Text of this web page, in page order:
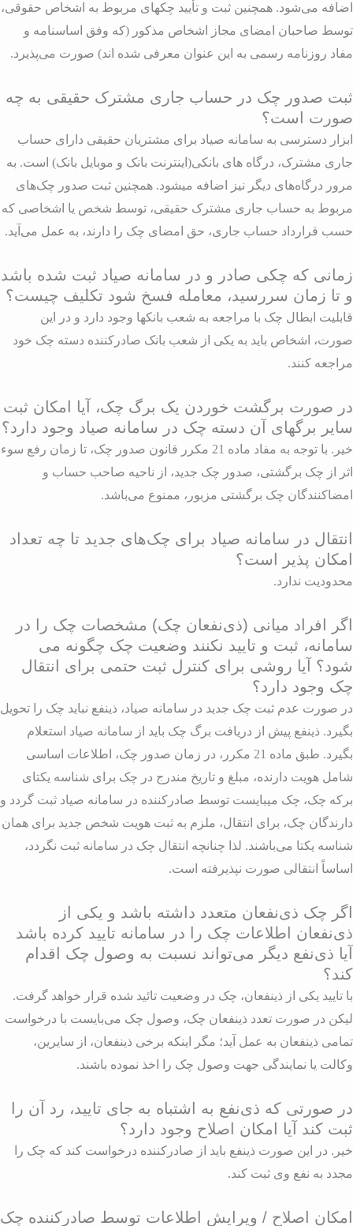
می‌شود. همچنین ثبت و تأیید چکهای مربوط به اشخاص حقوقی،
صاحبان امضای مجاز اشخاص مذکور (که وفق اساسنامه و
روزنامه رسمی به این عنوان معرفی شده اند) صورت می‌پذیرد.
صدور چک در حساب جاری مشترک حقیقی به چه
است؟
دسترسی به سامانه صیاد برای مشتریان حقیقی دارای حساب
مشترک، درگاه های بانکی(اینترنت بانک و موبایل بانک) است. به
درگاه‌های دیگر نیز اضافه میشود. همچنین ثبت صدور چک‌های
به حساب جاری مشترک حقیقی، توسط شخص یا اشخاصی که
قرارداد حساب جاری، حق امضای چک را دارند، به عمل می‌آید.
که چکی صادر و در سامانه صیاد ثبت شده باشد
تا زمان سررسید، معامله فسخ شود تکلیف چیست؟
ابطال چک با مراجعه به شعب بانکها وجود دارد و در این
اشخاص باید به یکی از شعب بانک صادرکننده دسته چک خود
کنند.
صورت برگشت خوردن یک برگ چک، آیا امکان ثبت
برگهای آن دسته چک در سامانه صیاد وجود دارد؟
خیر. با توجه به مفاد ماده 21 مکرر قانون صدور چک، تا زمان رفع سوء
از چک برگشتی، صدور چک جدید، از ناحیه صاحب حساب و
چک برگشتی مزبور، ممنوع می‌باشد.
در سامانه صیاد برای چک‌های جدید تا چه تعداد
پذیر است؟
ندارد.
افراد میانی (ذی‌نفعان چک) مشخصات چک را در
ثبت و تایید نکنند وضعیت چک چگونه می
آیا روشی برای کنترل ثبت حتمی برای انتقال
وجود دارد؟
صورت عدم ثبت چک جدید در سامانه صیاد، ذینفع نباید چک را تحویل
ذینفع پیش از دریافت برگ چک باید از سامانه صیاد استعلام
بگیرد. طبق ماده 21 مکرر، در زمان صدور چک، اطلاعات اساسی
هویت دارنده، مبلغ و تاریخ مندرج در چک برای شناسه یکتای
چک، چک میبایست توسط صادرکننده در سامانه صیاد ثبت گردد و
چک، برای انتقال، ملزم به ثبت هویت شخص جدید برای همان
یکتا می‌باشند. لذا چنانچه انتقال چک در سامانه ثبت نگردد،
انتقالی صورت نپذیرفته است.
چک ذی‌نفعان متعدد داشته باشد و یکی از
اطلاعات چک را در سامانه تایید کرده باشد
ذی‌نفع دیگر می‌تواند نسبت به وصول چک اقدام
تایید یکی از ذینفعان، چک در وضعیت تائید شده قرار خواهد گرفت.
در صورت تعدد ذینفعان چک، وصول چک می‌بایست با درخواست
ذینفعان به عمل آید؛ مگر اینکه برخی ذینفعان، از سایرین،
یا نمایندگی جهت وصول چک را اخذ نموده باشند.
صورتی که ذی‌نفع به اشتباه به جای تایید، رد آن را
کند آیا امکان اصلاح وجود دارد؟
در این صورت ذینفع باید از صادرکننده درخواست کند که چک را
به نفع وی ثبت کند.
اصلاح / ویرایش اطلاعات توسط صادرکننده چک